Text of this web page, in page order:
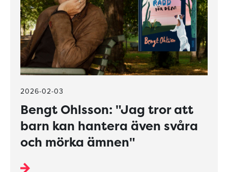
2026-02-03
Bengt Ohlsson: "Jag tror att
barn kan hantera även svåra
och mörka ämnen"